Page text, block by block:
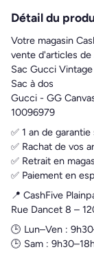
Détail du
Votre magasin
vente d'articles de
Sac Gucci Vintage
Sac à dos
Gucci - GG
10096979
✅ 1 an de
✅ Rachat de vos
✅ Retrait en
✅ Paiement en
📍 CashFive
Rue Dancet 8 –
🕒 Lun–Ven :
🕒 Sam :